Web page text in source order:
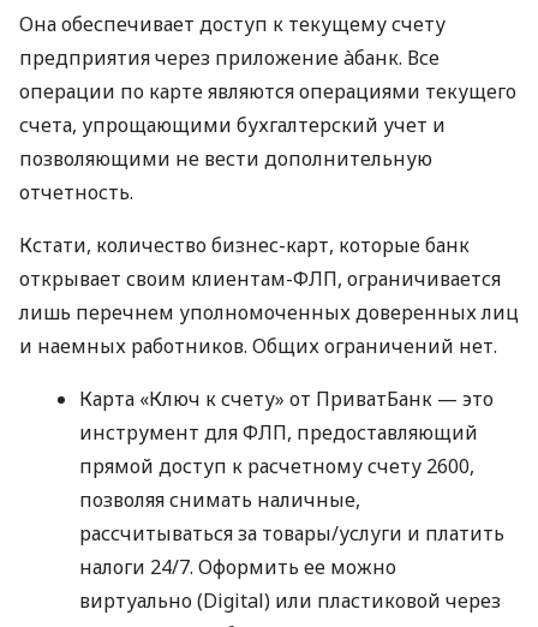
Она обеспечивает доступ к текущему счету
предприятия через приложение àбанк. Все
операции по карте являются операциями текущего
счета, упрощающими бухгалтерский учет и
позволяющими не вести дополнительную
отчетность.
Кстати, количество бизнес-карт, которые банк
открывает своим клиентам-ФЛП, ограничивается
лишь перечнем уполномоченных доверенных лиц
и наемных работников. Общих ограничений нет.
Карта «Ключ к счету» от ПриватБанк — это
инструмент для ФЛП, предоставляющий
прямой доступ к расчетному счету 2600,
позволяя снимать наличные,
рассчитываться за товары/услуги и платить
налоги 24/7. Оформить ее можно
виртуально (Digital) или пластиковой через